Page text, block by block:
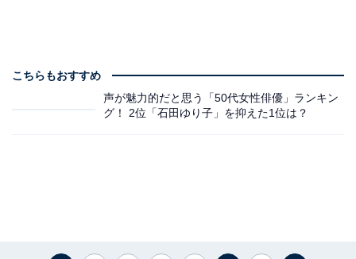
こちらもおすすめ
声が魅力的だと思う「50代女性俳優」ランキン
グ！ 2位「石田ゆり子」を抑えた1位は？